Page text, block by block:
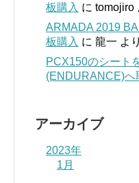
板購入 に tomojiro
ARMADA 2019
板購入 に 龍一 より
PCX150のシート
(ENDURANCE)へ
アーカイブ
2023年
1月